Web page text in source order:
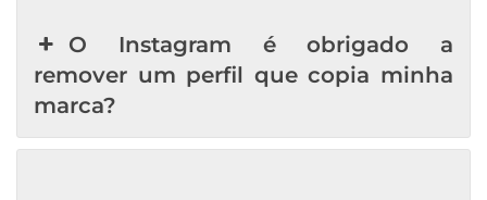
O Instagram é obrigado a
remover um perfil que copia minha
marca?